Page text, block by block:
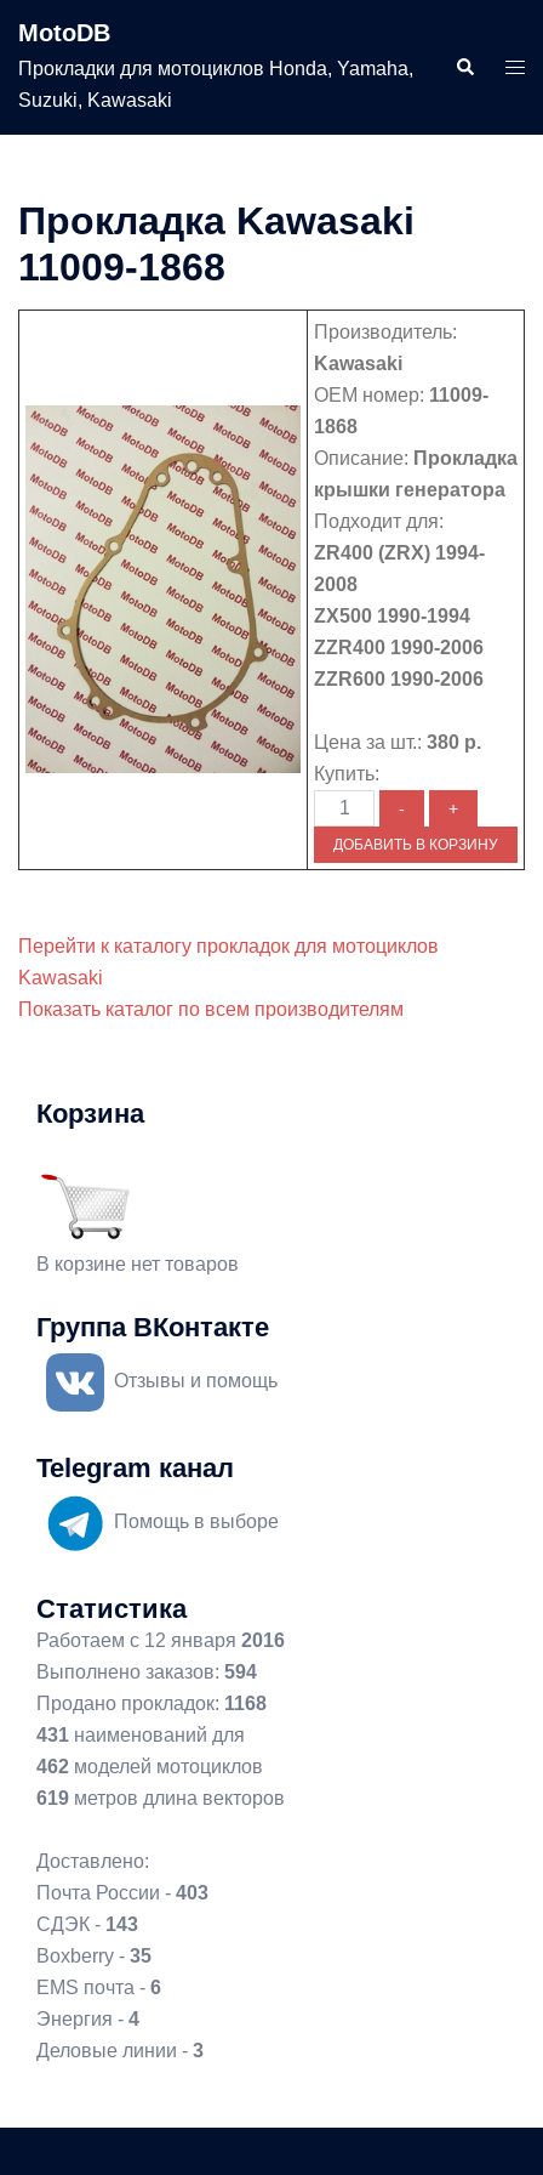
содержимому
MotoDB
Прокладки для мотоциклов Honda, Yamaha,
Suzuki, Kawasaki
Поиск
Прокладка Kawasaki
11009-1868
Производитель:
Kawasaki
OEM номер: 11009-
1868
Описание: Прокладка
крышки генератора
Подходит для:
ZR400 (ZRX) 1994-
2008
ZX500 1990-1994
ZZR400 1990-2006
ZZR600 1990-2006
Цена за шт.: 380 р.
Купить:
Перейти к каталогу прокладок для мотоциклов
Kawasaki
Показать каталог по всем производителям
Корзина
В корзине нет товаров
Группа ВКонтакте
Отзывы и помощь
Telegram канал
Помощь в выборе
Статистика
Работаем с 12 января 2016
Выполнено заказов: 594
Продано прокладок: 1168
431 наименований для
462 моделей мотоциклов
619 метров длина векторов
Доставлено:
Почта России - 403
СДЭК - 143
Boxberry - 35
EMS почта - 6
Энергия - 4
Деловые линии - 3